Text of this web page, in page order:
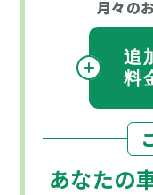
月々の
あなたの